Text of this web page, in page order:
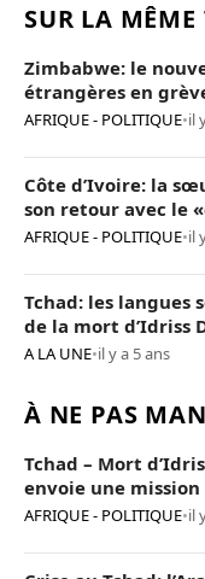
SUR LA
Zimbabwe: le
étrangères en
AFRIQUE - POLITIQUE•il
Côte d’Ivoire: la
son retour avec le
AFRIQUE - POLITIQUE•il
Tchad: les langues
de la mort d’Idriss
A LA UNE•il y a 5 ans
À NE PAS
Tchad – Mort
envoie une mission
AFRIQUE - POLITIQUE•il